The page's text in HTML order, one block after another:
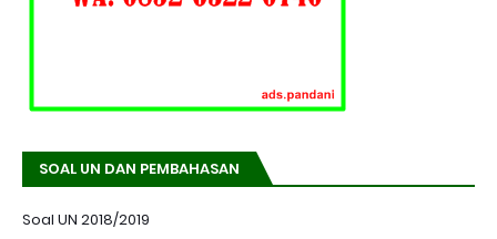
SOAL UN DAN PEMBAHASAN
Soal UN 2018/2019